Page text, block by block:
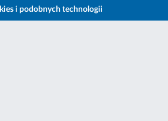
i podobnych technologii